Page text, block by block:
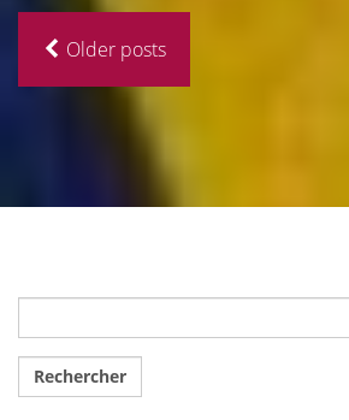
Older posts